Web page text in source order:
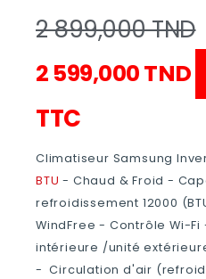
2 899,000 TND
2 599,000 TND
TTC
Climatiseur Samsung
BTU - Chaud & Froid -
refroidissement 12000
WindFree - Contrôle Wi-
intérieure /unité
- Circulation d'air